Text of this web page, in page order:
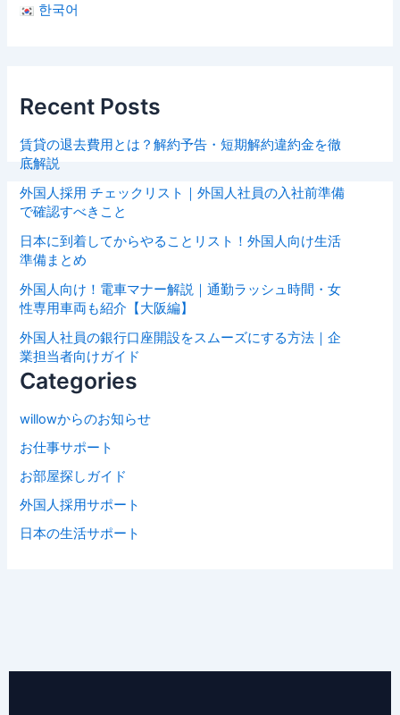
한국어
Recent Posts
賃貸の退去費用とは？解約予告・短期解約違約金を徹
底解説
外国人採用 チェックリスト｜外国人社員の入社前準備
で確認すべきこと
日本に到着してからやることリスト！外国人向け生活
準備まとめ
外国人向け！電車マナー解説｜通勤ラッシュ時間・女
性専用車両も紹介【大阪編】
外国人社員の銀行口座開設をスムーズにする方法｜企
業担当者向けガイド
Categories
willowからのお知らせ
お仕事サポート
お部屋探しガイド
外国人採用サポート
日本の生活サポート